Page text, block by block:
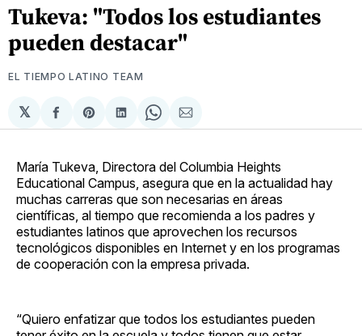
Tukeva: "Todos los estudiantes
pueden destacar"
EL TIEMPO LATINO TEAM
𝕏
Compartir
en
Share
on
Compartir
en
Share
on
Compartir
via
María Tukeva, Directora del Columbia Heights
Educational Campus, asegura que en la actualidad hay
muchas carreras que son necesarias en áreas
científicas, al tiempo que recomienda a los padres y
estudiantes latinos que aprovechen los recursos
tecnológicos disponibles en Internet y en los programas
de cooperación con la empresa privada.
“Quiero enfatizar que todos los estudiantes pueden